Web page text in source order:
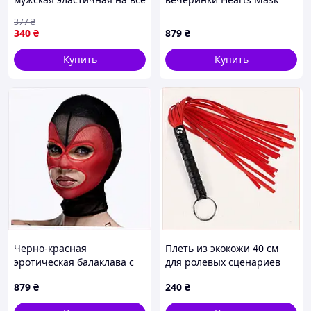
340 ₴
377₴
Купить
879 ₴
Купить
Черно-красная
эротическая балаклава с
879 ₴
Плеть из экокожи 40 см
для ролевых сценариев
240 ₴